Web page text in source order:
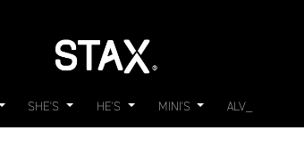
SHE'S HE'S MINI'S ALV_